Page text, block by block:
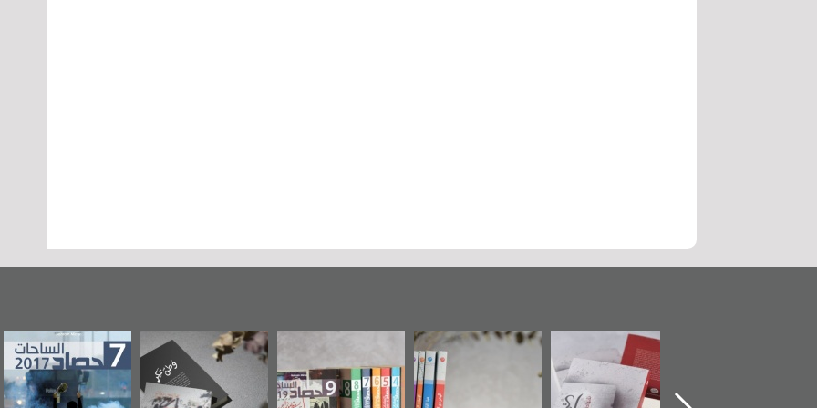
تصنيف موضوعي
للوثائق البريطانية
يقدمه «مركز أوال»
"مرآة البحرين"
جديدة لمعتقل
عسكري تصدر عن
حصاد 2017
عاشوراء البحرين...
ويكيليكس السفارة
الأمريكية